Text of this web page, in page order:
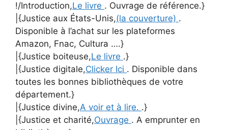
!/Introduction,Le livre . Ouvrage de référence.}
|{Justice aux États-Unis,(la couverture) .
Disponible à l’achat sur les plateformes
Amazon, Fnac, Cultura ….}
|{Justice boiteuse,Le livre .}
|{Justice digitale,Clicker Ici . Disponible dans
toutes les bonnes bibliothèques de votre
département.}
|{Justice divine,A voir et à lire. .}
|{Justice et charité,Ouvrage . A emprunter en